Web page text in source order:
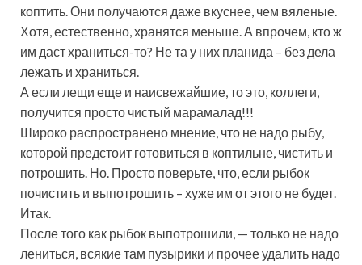
коптить. Они получаются даже вкуснее, чем вяленые.
Хотя, естественно, хранятся меньше. А впрочем, кто ж
им даст храниться-то? Не та у них планида – без дела
лежать и храниться.
А если лещи еще и наисвежайшие, то это, коллеги,
получится просто чистый марамалад!!!
Широко распространено мнение, что не надо рыбу,
которой предстоит готовиться в коптильне, чистить и
потрошить. Но. Просто поверьте, что, если рыбок
почистить и выпотрошить – хуже им от этого не будет.
Итак.
После того как рыбок выпотрошили, — только не надо
лениться, всякие там пузырики и прочее удалить надо